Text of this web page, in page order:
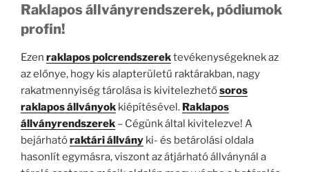
Raklapos állványrendszerek, pódiumok
profin!
Ezen raklapos polcrendszerektevékenységeknek az
az előnye, hogy kis alapterületű raktárakban, nagy
rakatmennyiség tárolása is kivitelezhetősoros
raklapos állványok kiépítésével. Raklapos
állványrendszerek – Cégünk által kivitelezve! A
bejárhatóraktári állvány ki- és betárolási oldala
hasonlít egymásra, viszont az átjárható állványnál a